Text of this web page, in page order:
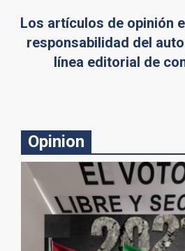
Los artículos de opinión
responsabilidad del
línea editorial de
Opinion